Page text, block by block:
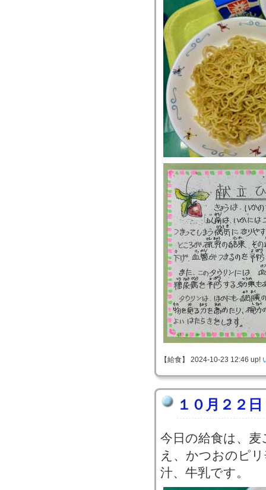
【給食】 2024-10-23 12:46 up!
１０月２２
今日の給食は、
え、かつおのピ
汁、牛乳です。